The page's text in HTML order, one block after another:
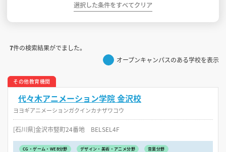
選択した条件をすべてクリア
7件の検索結果がでました。
オープンキャンパスのある学校を表示
その他教育機関
代々木アニメーション学院 金沢校
ヨヨギアニメーションガクインカナザワコウ
[石川県]金沢市竪町24番地 BELSEL4F
CG・ゲーム・WEB分野 デザイン・美術・アニメ分野
音楽分野